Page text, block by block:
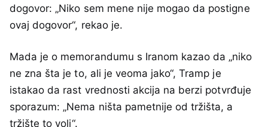
dogovor: „Niko sem mene nije mogao da postigne
ovaj dogovor“, rekao je.
Mada je o memorandumu s Iranom kazao da „niko
ne zna šta je to, ali je veoma jako“, Tramp je
istakao da rast vrednosti akcija na berzi potvrđuje
sporazum: „Nema ništa pametnije od tržišta, a
tržište to voli“.